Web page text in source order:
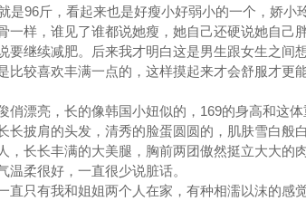
是96斤，看起来也是好瘦小好弱小的一个，娇小
一样，谁见了谁都说她瘦，她自己还硬说她自己
要继续减肥。后来我才明白这是男生跟女生之间
比较喜欢丰满一点的，这样摸起来才会舒服才更
漂亮，长的像韩国小妞似的，169的身高和这体
长披肩的头发，清秀的脸蛋圆圆的，肌肤雪白般
，长长丰满的大美腿，胸前两团傲然挺立大大的
温柔很好，一直很少说脏话。
只有我和姐姐两个人在家，有种相濡以沫的感